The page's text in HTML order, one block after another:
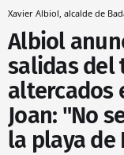
Xavier Albiol, alcalde de
Albiol
salidas del
altercados
Joan: "No
la playa de